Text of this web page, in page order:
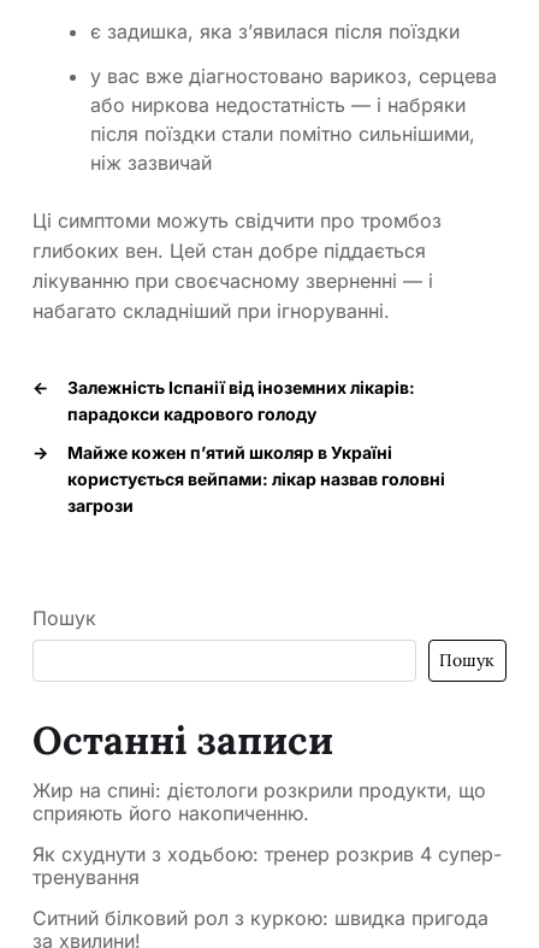
є задишка, яка з’явилася після поїздки
у вас вже діагностовано варикоз, серцева
або ниркова недостатність — і набряки
після поїздки стали помітно сильнішими,
ніж зазвичай
Ці симптоми можуть свідчити про тромбоз
глибоких вен. Цей стан добре піддається
лікуванню при своєчасному зверненні — і
набагато складніший при ігноруванні.
←
Залежність Іспанії від іноземних лікарів:
парадокси кадрового голоду
→
Майже кожен п’ятий школяр в Україні
користується вейпами: лікар назвав головні
загрози
Пошук
Пошук
Останні записи
Жир на спині: дієтологи розкрили продукти, що
сприяють його накопиченню.
Як схуднути з ходьбою: тренер розкрив 4 супер-
тренування
Ситний білковий рол з куркою: швидка пригода
за хвилини!